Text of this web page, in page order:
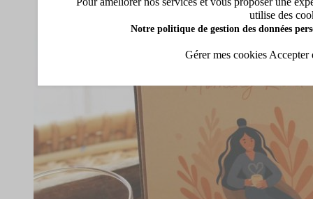
utilise des
Notre politique de gestion des données
Gérer mes cookies Accepter